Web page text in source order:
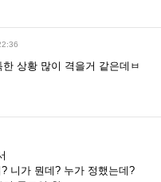
상황 많이 격을거 같은데ㅂ
니가 뭔데? 누가 정했는데?